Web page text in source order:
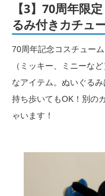
【3】70周年限
るみ付きカチュ
70周年記念コスチュー
（ミッキー、ミニーな
なアイテム。ぬいぐる
持ち歩いてもOK！別の
ゃいます！